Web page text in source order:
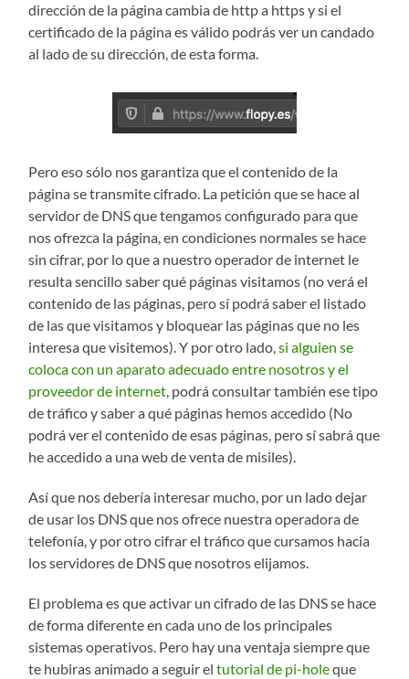
dirección de la página cambia de http a https y si el
certificado de la página es válido podrás ver un candado
al lado de su dirección, de esta forma.
Pero eso sólo nos garantiza que el contenido de la
página se transmite cifrado. La petición que se hace al
servidor de DNS que tengamos configurado para que
nos ofrezca la página, en condiciones normales se hace
sin cifrar, por lo que a nuestro operador de internet le
resulta sencillo saber qué páginas visitamos (no verá el
contenido de las páginas, pero sí podrá saber el listado
de las que visitamos y bloquear las páginas que no les
interesa que visitemos). Y por otro lado,si alguien se
coloca con un aparato adecuado entre nosotros y el
proveedor de internet, podrá consultar también ese tipo
de tráfico y saber a qué páginas hemos accedido (No
podrá ver el contenido de esas páginas, pero sí sabrá que
he accedido a una web de venta de misiles).
Así que nos debería interesar mucho, por un lado dejar
de usar los DNS que nos ofrece nuestra operadora de
telefonía, y por otro cifrar el tráfico que cursamos hacia
los servidores de DNS que nosotros elijamos.
El problema es que activar un cifrado de las DNS se hace
de forma diferente en cada uno de los principales
sistemas operativos. Pero hay una ventaja siempre que
te hubiras animado a seguir eltutorial de pi-holeque